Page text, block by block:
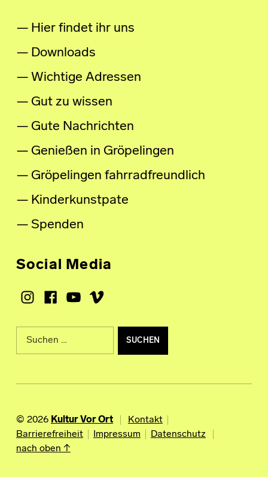
Hier findet ihr uns
Downloads
Wichtige Adressen
Gut zu wissen
Gute Nachrichten
Genießen in Gröpelingen
Gröpelingen fahrradfreundlich
Kinderkunstpate
Spenden
Social Media
Instagram
Facebook
Youtube
Vimeo
Suche nach:
© 2026 Kultur Vor Ort
Kontakt
Barrierefreiheit
Impressum
Datenschutz
nach oben ↑